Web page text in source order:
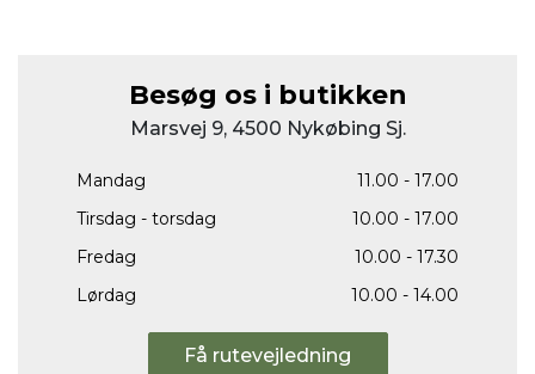
Besøg os i butikken
Marsvej 9, 4500 Nykøbing Sj.
Mandag
11.00 - 17.00
Tirsdag - torsdag
10.00 - 17.00
Fredag
10.00 - 17.30
Lørdag
10.00 - 14.00
Få rutevejledning